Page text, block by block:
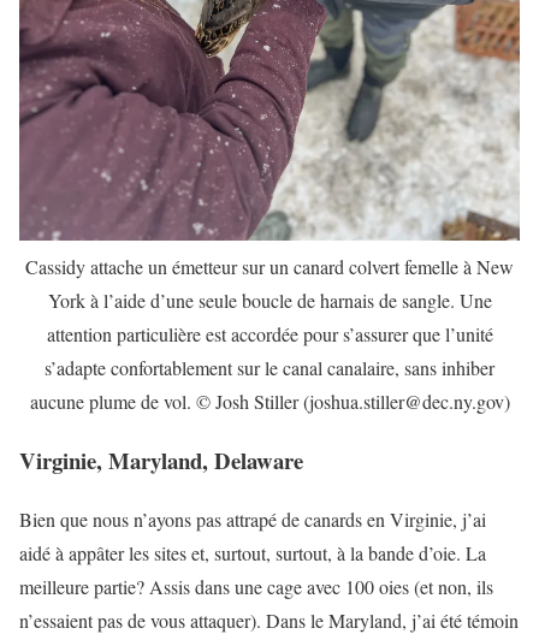
Cassidy attache un émetteur sur un canard colvert femelle à New
York à l’aide d’une seule boucle de harnais de sangle. Une
attention particulière est accordée pour s’assurer que l’unité
s’adapte confortablement sur le canal canalaire, sans inhiber
aucune plume de vol. © Josh Stiller (joshua.stiller@dec.ny.gov)
Virginie, Maryland, Delaware
Bien que nous n’ayons pas attrapé de canards en Virginie, j’ai
aidé à appâter les sites et, surtout, surtout, à la bande d’oie. La
meilleure partie? Assis dans une cage avec 100 oies (et non, ils
n’essaient pas de vous attaquer). Dans le Maryland, j’ai été témoin